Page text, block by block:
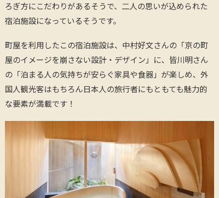
ろぎ方にこだわりがあるそうで、二人の思いが込められた
宿泊施設になっているそうです。
町屋を利用したこの宿泊施設は、中村好文さんの「京の町
屋のイメージを崩さない設計・デザイン」に、皆川明さん
の「泊まる人の気持ちが安らぐ家具や食器」が楽しめ、外
国人観光客はもちろん日本人の旅行者にもともても魅力的
な要素が満載です！